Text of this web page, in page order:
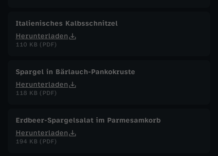
Italienisches Kalbsschnitzel
Herunterladen
110 KB (PDF)
Spargel in Bärlauch-Pankokruste
Herunterladen
118 KB (PDF)
Erdbeer-Spargelsalat im Parmesamkorb
Herunterladen
194 KB (PDF)